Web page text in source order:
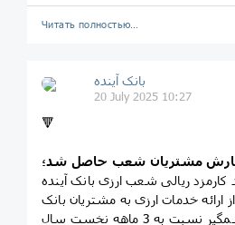
Читать полностью…
بانک آینده
20 July 2025 10:27
🔻
مشتریان شعب حاصل شد؛
ارائه خدمات ارزی به مشتریان بانک
آینده با رشدی چشمگیر نسبت به 3 ماهه نخست سال